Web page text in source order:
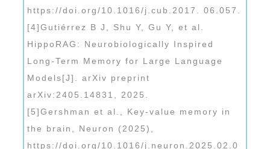
https://doi.org/10.1016/j.cub.2017. 06.057.
[4]Gutiérrez B J, Shu Y, Gu Y, et al.
HippoRAG: Neurobiologically Inspired
Long-Term Memory for Large Language
Models[J]. arXiv preprint
arXiv:2405.14831, 2025.
[5]Gershman et al., Key-value memory in
the brain, Neuron (2025),
https://doi.org/10.1016/j.neuron.2025.02.0